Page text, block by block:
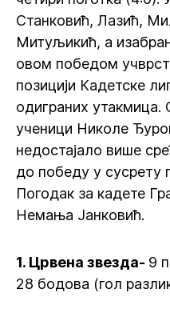
Станковић, Лазић,
Митуљикић, а
овом победом
позицији Кадетске
одиграних утакмица.
ученици Николе
недостајало више
до победу у сусрету
Погодак за кадете
Немања Јанковић.
1. Црвена звезда- 9
28 бодова (гол